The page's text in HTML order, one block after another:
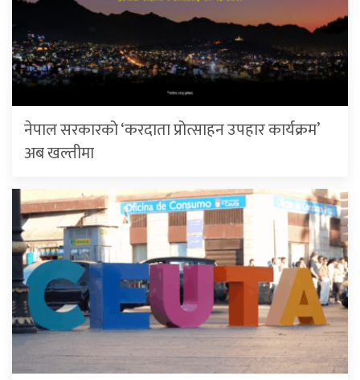
नेपाल सरकारको ‘करदाता प्रोत्साहन उपहार कार्यक्रम’
अब खल्तीमा